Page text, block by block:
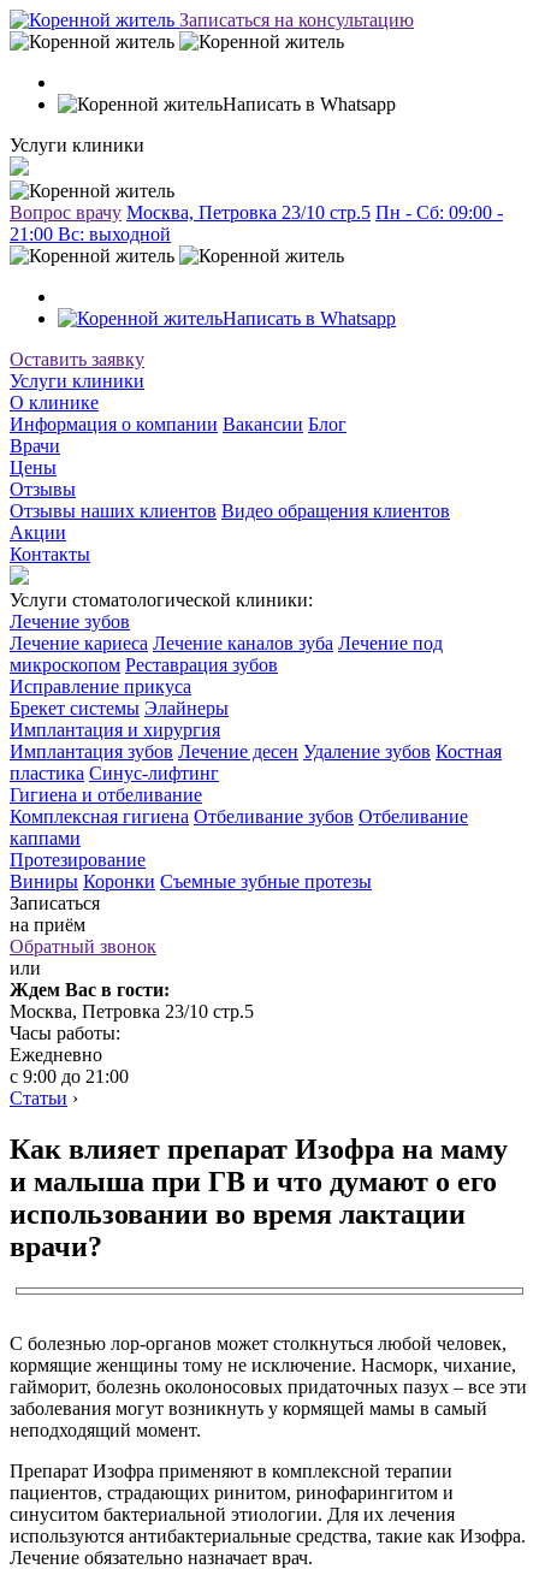
Записаться на консультацию
Написать в Whatsapp
Услуги клиники
Вопрос врачу Москва, Петровка 23/10 стр.5 Пн - Сб: 09:00 -
21:00 Вc: выходной
Написать в Whatsapp
Оставить заявку
Услуги клиники
О клинике
Информация о компании Вакансии Блог
Врачи
Цены
Отзывы
Отзывы наших клиентов Видео обращения клиентов
Акции
Контакты
Услуги стоматологической клиники:
Лечение зубов
Лечение кариеса Лечение каналов зуба Лечение под
микроскопом Реставрация зубов
Исправление прикуса
Брекет системы Элайнеры
Имплантация и хирургия
Имплантация зубов Лечение десен Удаление зубов Костная
пластика Синус-лифтинг
Гигиена и отбеливание
Комплексная гигиена Отбеливание зубов Отбеливание
каппами
Протезирование
Виниры Коронки Съемные зубные протезы
Записаться
на приём
Обратный звонок
или
Ждем Вас в гости:
Москва, Петровка 23/10 стр.5
Часы работы:
Ежедневно
с 9:00 до 21:00
Статьи ›
Как влияет препарат Изофра на маму
и малыша при ГВ и что думают о его
использовании во время лактации
врачи?
С болезнью лор-органов может столкнуться любой человек,
кормящие женщины тому не исключение. Насморк, чихание,
гайморит, болезнь околоносовых придаточных пазух – все эти
заболевания могут возникнуть у кормящей мамы в самый
неподходящий момент.
Препарат Изофра применяют в комплексной терапии
пациентов, страдающих ринитом, ринофарингитом и
синуситом бактериальной этиологии. Для их лечения
используются антибактериальные средства, такие как Изофра.
Лечение обязательно назначает врач.